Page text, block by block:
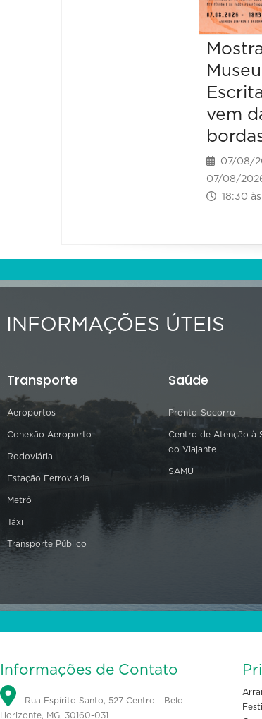
vem
07/08/
07/08/
18:30
INFORMAÇÕES ÚTEIS
Transporte
Aeroportos
Conexão Aeroporto
Rodoviária
Estação Ferroviária
Metrô
Táxi
Transporte Público
Saúde
Pronto-Socorro
Centro de Atenção à
do Viajante
SAMU
Informações de Contato
Rua Espírito Santo, 527 Centro - Belo
Horizonte, MG, 30160-031